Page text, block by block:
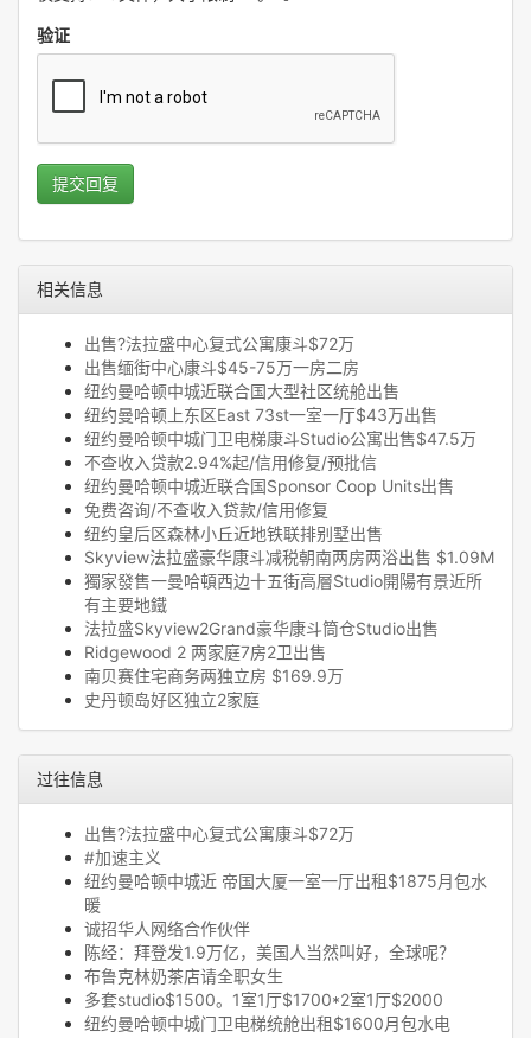
验证
提交回复
相关信息
出售?法拉盛中心复式公寓康斗$72万
出售缅街中心康斗$45-75万一房二房
纽约曼哈顿中城近联合国大型社区统舱出售
纽约曼哈顿上东区East 73st一室一厅$43万出售
纽约曼哈顿中城门卫电梯康斗Studio公寓出售$47.5万
不查收入贷款2.94%起/信用修复/预批信
纽约曼哈顿中城近联合国Sponsor Coop Units出售
免费咨询/不查收入贷款/信用修复
纽约皇后区森林小丘近地铁联排别墅出售
Skyview法拉盛豪华康斗减税朝南两房两浴出售 $1.09M
獨家發售一曼哈頓西边十五街高層Studio開陽有景近所
有主要地鐵
法拉盛Skyview2Grand豪华康斗筒仓Studio出售
Ridgewood 2 两家庭7房2卫出售
南贝赛住宅商务两独立房 $169.9万
史丹顿岛好区独立2家庭
过往信息
出售?法拉盛中心复式公寓康斗$72万
#加速主义
纽约曼哈顿中城近 帝国大厦一室一厅出租$1875月包水
暖
诚招华人网络合作伙伴
陈经：拜登发1.9万亿，美国人当然叫好，全球呢？
布鲁克林奶茶店请全职女生
多套studio$1500。1室1厅$1700*2室1厅$2000
纽约曼哈顿中城门卫电梯统舱出租$1600月包水电